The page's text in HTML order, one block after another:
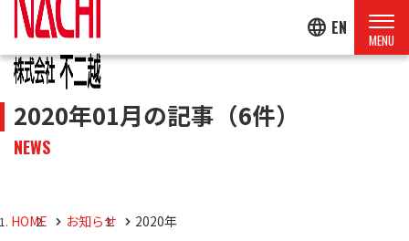
language EN
2020年01月の記事 （6件）
NEWS
HOME お知らせ 2020年